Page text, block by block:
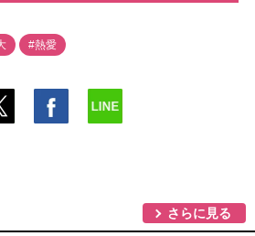
#熱愛
さらに見る